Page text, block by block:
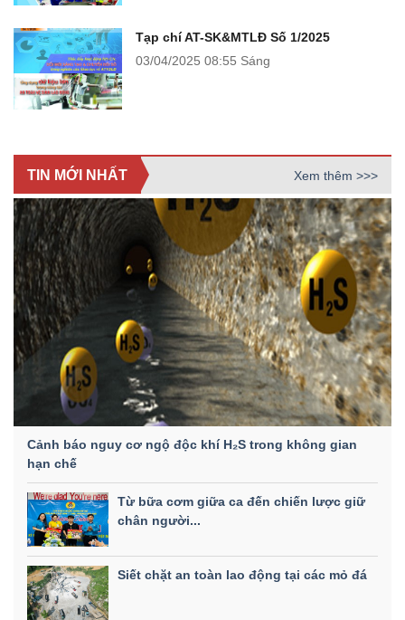
Tạp chí AT-SK&MTLĐ Số 1/2025
03/04/2025 08:55 Sáng
TIN MỚI NHẤT Xem thêm >>>
Cảnh báo nguy cơ ngộ độc khí H₂S trong không gian
hạn chế
Từ bữa cơm giữa ca đến chiến lược giữ
chân người...
Siết chặt an toàn lao động tại các mỏ đá